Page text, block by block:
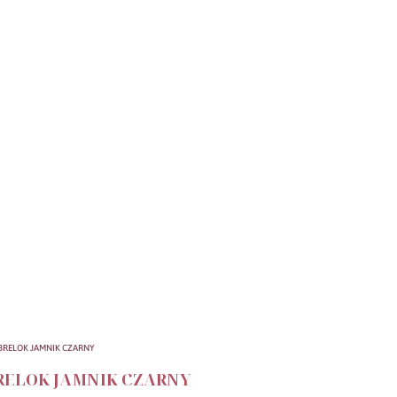
JAMNIK CZARNY